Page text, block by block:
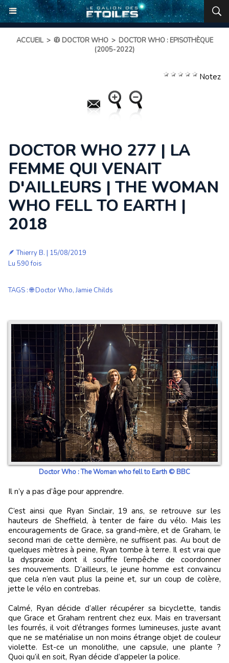
ACCUEIL > 🧥 DOCTOR WHO > DOCTOR WHO : EPISOTHÈQUE
(2005-2022)
Notez
DOCTOR WHO 277 | LA
FEMME QUI VENAIT
D'AILLEURS | THE WOMAN
WHO FELL TO EARTH |
2018
🪶Thierry B. | 15/08/2019
Lu 590 fois
TAGS :🌐 Doctor Who,Jamie Childs
Doctor Who : The Woman who fell to Earth © BBC
Il n’y a pas d’âge pour apprendre.
C’est ainsi que Ryan Sinclair, 19 ans, se retrouve sur les
hauteurs de Sheffield, à tenter de faire du vélo. Mais les
encouragements de Grace, sa grand-mère, et de Graham, le
second mari de cette dernière, ne suffisent pas. Au bout de
quelques mètres à peine, Ryan tombe à terre. Il est vrai que
la dyspraxie dont il souffre l’empêche de coordonner
ses mouvements. D’ailleurs, le jeune homme est convaincu
que cela n’en vaut plus la peine et, sur un coup de colère,
jette le vélo en contrebas.
Calmé, Ryan décide d’aller récupérer sa bicyclette, tandis
que Grace et Graham rentrent chez eux. Mais en traversant
les fourrés, il voit d’étranges formes lumineuses, juste avant
que ne se matérialise un non moins étrange objet de couleur
violette. Est-ce un monolithe, une capsule, une plante ?
Quoi qu’il en soit, Ryan décide d’appeler la police.